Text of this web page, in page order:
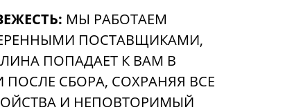
МЫ РАБОТАЕМ
ПОСТАВЩИКАМИ,
ПОПАДАЕТ К ВАМ В
СБОРА, СОХРАНЯЯ ВСЕ
И НЕПОВТОРИМЫЙ